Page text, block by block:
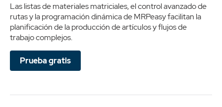
Las listas de materiales matriciales, el control avanzado de
rutas y la programación dinámica de MRPeasy facilitan la
planificación de la producción de artículos y flujos de
trabajo complejos.
Prueba gratis